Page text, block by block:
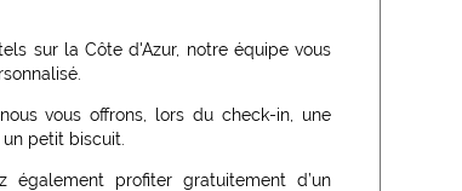
sur la Côte d'Azur, notre équipe vous
vous offrons, lors du check-in, une
petit biscuit.
également profiter gratuitement d’un